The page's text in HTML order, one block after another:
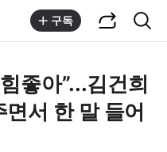
구독
좋아”...김건희
서 한 말 들어